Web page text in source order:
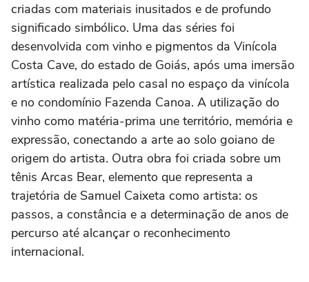
criadas com materiais inusitados e de profundo
significado simbólico. Uma das séries foi
desenvolvida com vinho e pigmentos da Vinícola
Costa Cave, do estado de Goiás, após uma imersão
artística realizada pelo casal no espaço da vinícola
e no condomínio Fazenda Canoa. A utilização do
vinho como matéria-prima une território, memória e
expressão, conectando a arte ao solo goiano de
origem do artista. Outra obra foi criada sobre um
tênis Arcas Bear, elemento que representa a
trajetória de Samuel Caixeta como artista: os
passos, a constância e a determinação de anos de
percurso até alcançar o reconhecimento
internacional.